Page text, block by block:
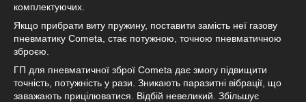
комплектуючих.
Якщо прибрати виту пружину, поставити замість неї газову
пневматику Cometa, стає потужною, точною пневматичною
зброєю.
ГП для пневматичної зброї Cometa дає змогу підвищити
точність, потужність у рази. Зникають паразитні вібрації, що
заважають прицілюватися. Відбій невеликий. Збільшує